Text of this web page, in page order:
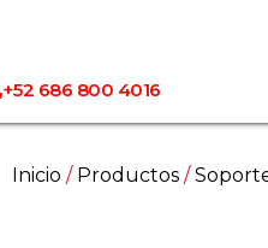
+52 686 800 4016
Inicio / Productos /